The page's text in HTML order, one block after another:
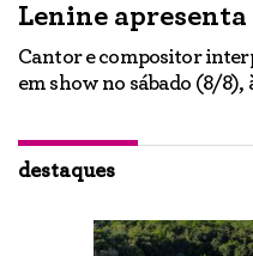
Lenine
Cantor e compositor
em show no sábado (8/8),
destaques